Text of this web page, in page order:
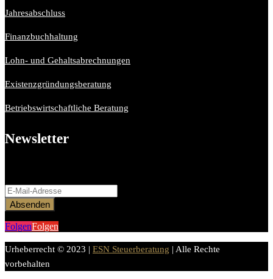
Jahresabschluss
Finanzbuchhaltung
Lohn- und Gehaltsabrechnungen
Existenzgründungsberatung
Betriebswirtschaftliche Beratung
Newsletter
Absenden
FolgenFolgen
Urheberrecht © 2023 | ESN Steuerberatung | Alle Rechte
vorbehalten